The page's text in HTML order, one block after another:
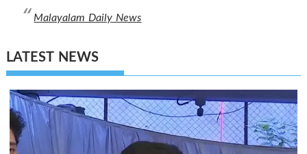
Malayalam Daily News
LATEST NEWS